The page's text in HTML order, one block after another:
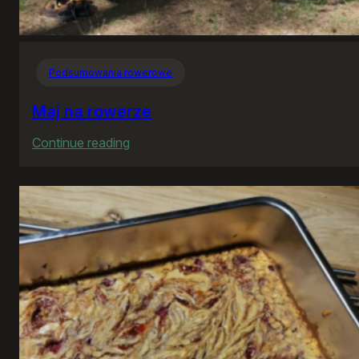
Podsumowania rowerowe
Maj na rowerze
Continue reading
na
rowerze